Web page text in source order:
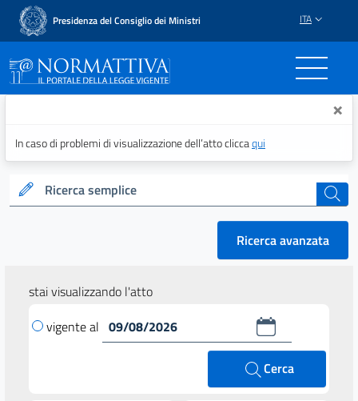
Presidenza del Consiglio dei Ministri ITA
Normattiva - Il portale ×
In caso di problemi di visualizzazione dell’atto cliccaqui
Ricerca semplice cerca
Ricerca avanzata
stai visualizzando l'atto
vigente al
Cerca